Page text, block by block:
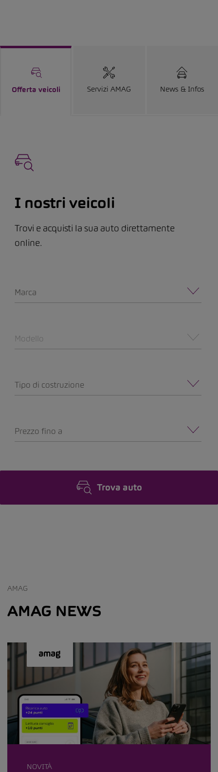
Offerta veicoli Servizi AMAG News & Infos
I nostri veicoli
Trovi e acquisti la sua auto direttamente
online.
Marca
Modello
Tipo di costruzione
Prezzo fino a
Trova auto
AMAG
AMAG NEWS
NOVITÀ